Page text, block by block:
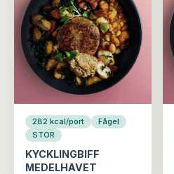
282 kcal/port
Fågel
STOR
KYCKLINGBIFF
MEDELHAVET